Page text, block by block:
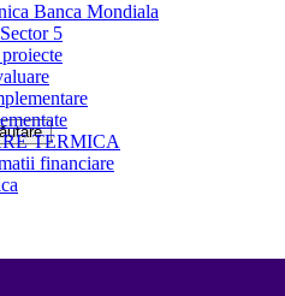
Banca Mondiala
5
TERMICA
financiare